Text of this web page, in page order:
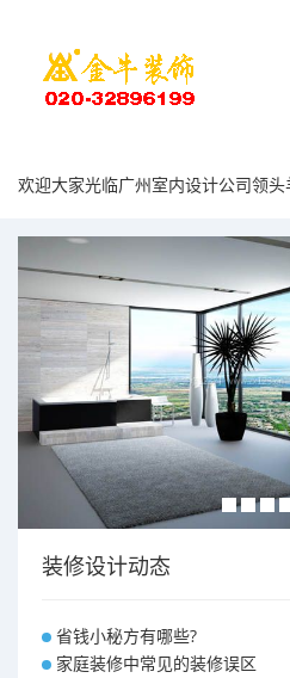
欢迎大家光临广州室内设计公司领
装修设计动态
省钱小秘方有哪些?
家庭装修中常见的装修误区